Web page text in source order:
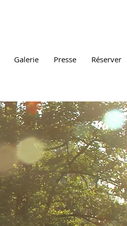
Galerie Presse Réserver